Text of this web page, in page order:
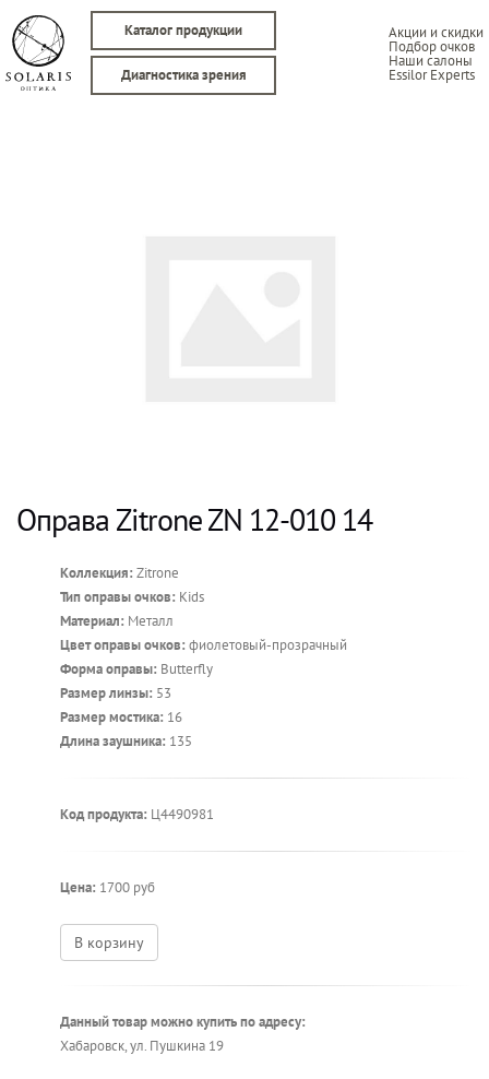
Каталог продукции Акции и скидки
Подбор очков
Наши салоны
Essilor Experts
Диагностика зрения
Оправа Zitrone ZN 12-010 14
Коллекция: Zitrone
Тип оправы очков: Kids
Материал: Металл
Цвет оправы очков: фиолетовый-прозрачный
Форма оправы: Butterfly
Размер линзы: 53
Размер мостика: 16
Длина заушника: 135
Код продукта: Ц4490981
Цена: 1700 руб
В корзину
Данный товар можно купить по адресу:
Хабаровск, ул. Пушкина 19